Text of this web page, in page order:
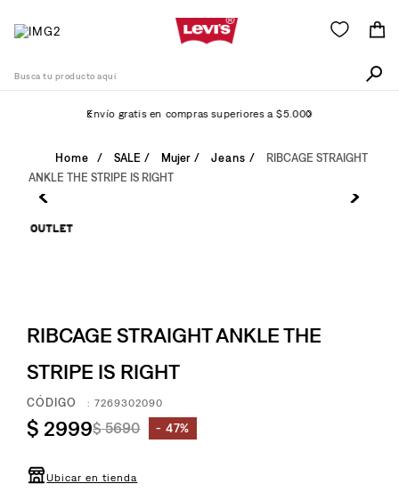
Envío gratis en compras superiores a $5.000
SALE Mujer Jeans
RIBCAGE STRAIGHT
ANKLE THE STRIPE IS RIGHT
RIBCAGE STRAIGHT ANKLE THE
STRIPE IS RIGHT
:7269302090
$ 2999$ 5690 47%
Ubicar en tienda
Términos Más Buscados
.
. 726
. campera
. 510
. baggy
10. jean